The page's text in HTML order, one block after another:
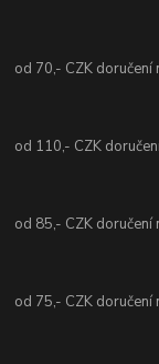
od 70,- CZK doručení
od 110,- CZK
od 85,- CZK doručení
od 75,- CZK doručení